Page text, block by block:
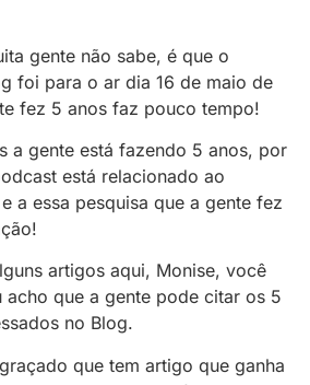
gente não sabe, é que o
foi para o ar dia 16 de maio de
fez 5 anos faz pouco tempo!
a gente está fazendo 5 anos, por
está relacionado ao
a essa pesquisa que a gente fez
artigos aqui, Monise, você
acho que a gente pode citar os 5
no Blog.
que tem artigo que ganha